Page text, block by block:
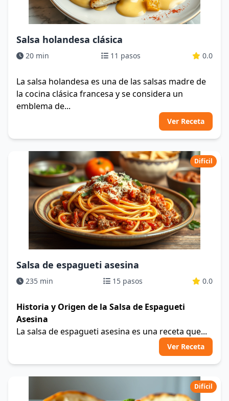
Salsa holandesa clásica
20 min 11 pasos 0.0
La salsa holandesa es una de las salsas madre de
la cocina clásica francesa y se considera un
emblema de...
Ver Receta
Difícil
Salsa de espagueti asesina
235 min 15 pasos 0.0
Historia y Origen de la Salsa de Espagueti
Asesina
La salsa de espagueti asesina es una receta que...
Ver Receta
Difícil